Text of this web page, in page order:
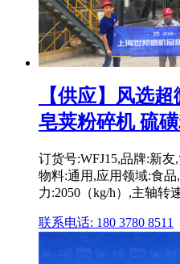
【供应】风选
皂荚粉碎机 硫
订货号:WFJ15,品牌:新友
物料:通用,应用领域:食
力:2050（kg/h）,主轴转
联系电话: 180 3780 8511